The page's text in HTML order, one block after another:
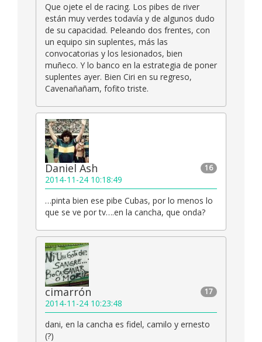
Que ojete el de racing. Los pibes de river
están muy verdes todavía y de algunos dudo
de su capacidad. Peleando dos frentes, con
un equipo sin suplentes, más las
convocatorias y los lesionados, bien
muñeco. Y lo banco en la estrategia de poner
suplentes ayer. Bien Ciri en su regreso,
Cavenañañam, fofito triste.
16
Daniel Ash
2014-11-24 10:18:49
…pinta bien ese pibe Cubas, por lo menos lo
que se ve por tv….en la cancha, que onda?
17
cimarrón
2014-11-24 10:23:48
dani, en la cancha es fidel, camilo y ernesto
(?)